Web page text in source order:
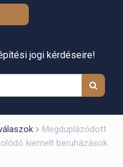
jogi kérdéseire!
Megduplázódott
kiemelt beruházások